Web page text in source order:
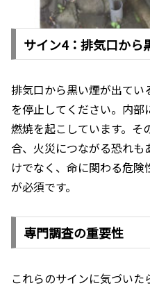
サイン4：排気口から
排気口から黒い煙が出て
を停止してください。内
燃焼を起こしています。そ
合、火災につながる恐れも
けでなく、命に関わる危
が必須です。
専門調査の重要性
これらのサインに気づい